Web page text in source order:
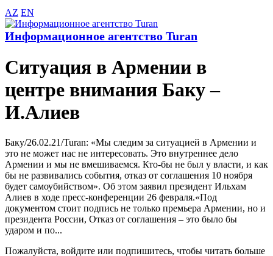
AZ EN
Информационное агентство Turan
Ситуация в Армении в
центре внимания Баку –
И.Алиев
Баку/26.02.21/Turan: «Мы следим за ситуацией в Армении и
это не может нас не интересовать. Это внутреннее дело
Армении и мы не вмешиваемся. Кто-бы не был у власти, и как
бы не развивались события, отказ от соглашения 10 ноября
будет самоубийством». Об этом заявил президент Ильхам
Алиев в ходе пресс-конференции 26 февраля.«Под
документом стоит подпись не только премьера Армении, но и
президента России, Отказ от соглашения – это было бы
ударом и по...
Пожалуйста, войдите или подпишитесь, чтобы читать больше